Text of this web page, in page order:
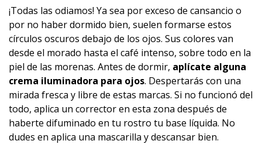
¡Todas las odiamos! Ya sea por exceso de cansancio o
por no haber dormido bien, suelen formarse estos
círculos oscuros debajo de los ojos. Sus colores van
desde el morado hasta el café intenso, sobre todo en la
piel de las morenas. Antes de dormir, aplícate alguna
crema iluminadora para ojos. Despertarás con una
mirada fresca y libre de estas marcas. Si no funcionó del
todo, aplica un corrector en esta zona después de
haberte difuminado en tu rostro tu base líquida. No
dudes en aplica una mascarilla y descansar bien.